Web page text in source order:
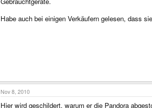
Habe auch bei einigen Verkäufern gelesen, dass
Nov 8, 2010
Hier wird geschildert, warum er die Pandora